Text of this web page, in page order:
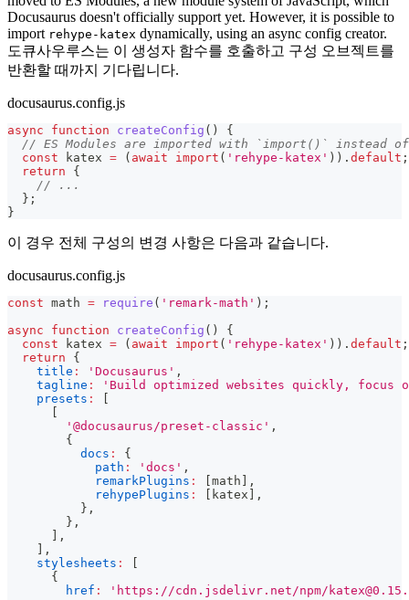
Docusaurus doesn't officially support yet. However, it is possible to
import rehype-katex dynamically, using an async config creator.
도큐사우루스는 이 생성자 함수를 호출하고 구성 오브젝트를
반환할 때까지 기다립니다.
docusaurus.config.js
async function createConfig ( )
{
// ES Modules are imported with `import()` instead
const katex = ( await import ( 'rehype-katex' ) ) . default ;
return
{
// ...
} ;
}
이 경우 전체 구성의 변경 사항은 다음과 같습니다.
docusaurus.config.js
const math = require ( 'remark-math' ) ;
async
function createConfig ( )
{
const katex = ( await import ( 'rehype-katex' ) ) . default ;
return
{
title : 'Docusaurus' ,
tagline :
'Build optimized websites quickly, focus
presets :
'@docusaurus/preset-classic' ,
{
docs :
{
path : 'docs' ,
remarkPlugins : math
,
rehypePlugins : katex
,
} ,
} ,
,
,
stylesheets :
{
href : 'https://cdn.jsdelivr.net/npm/